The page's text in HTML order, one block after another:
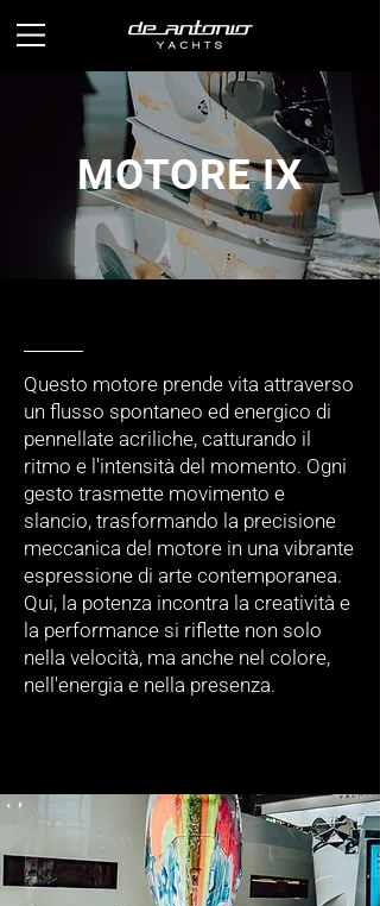
MOTORE IX
Questo motore prende vita attraverso
un flusso spontaneo ed energico di
pennellate acriliche, catturando il
ritmo e l'intensità del momento. Ogni
gesto trasmette movimento e
slancio, trasformando la precisione
meccanica del motore in una vibrante
espressione di arte contemporanea.
Qui, la potenza incontra la creatività e
la performance si riflette non solo
nella velocità, ma anche nel colore,
nell'energia e nella presenza.